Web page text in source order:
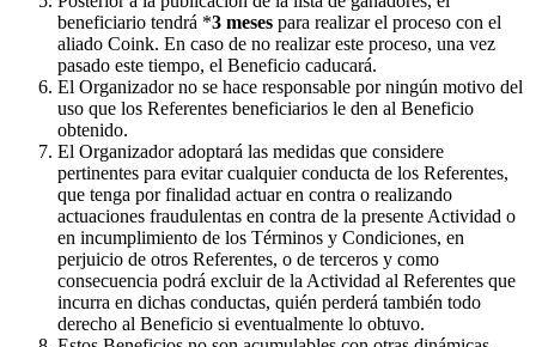
beneficiario tendrá *3 meses para realizar el proceso con el
aliado Coink. En caso de no realizar este proceso, una vez
pasado este tiempo, el Beneficio caducará.
El Organizador no se hace responsable por ningún motivo del
uso que los Referentes beneficiarios le den al Beneficio
obtenido.
El Organizador adoptará las medidas que considere
pertinentes para evitar cualquier conducta de los Referentes,
que tenga por finalidad actuar en contra o realizando
actuaciones fraudulentas en contra de la presente Actividad o
en incumplimiento de los Términos y Condiciones, en
perjuicio de otros Referentes, o de terceros y como
consecuencia podrá excluir de la Actividad al Referentes que
incurra en dichas conductas, quién perderá también todo
derecho al Beneficio si eventualmente lo obtuvo.